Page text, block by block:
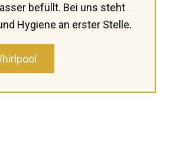
befüllt. Bei uns steht
Hygiene an erster Stelle.